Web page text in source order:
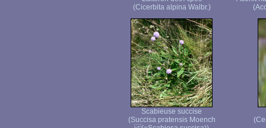
(Cicerbita alpina Walbr.)
Scabieuse succise
(Succisa pratensis Moench